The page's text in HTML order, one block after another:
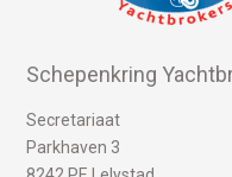
Schepenkring
Secretariaat
Parkhaven 3